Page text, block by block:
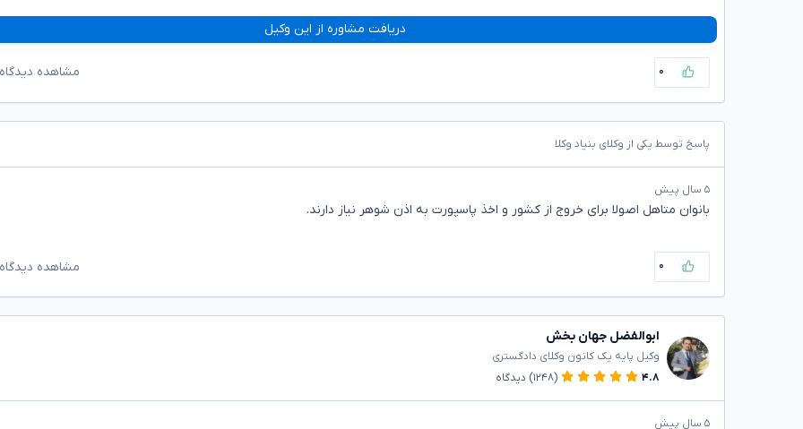
دریافت مشاوره از این وکیل
۰ مشاهده
پاسخ توسط یکی از وکلای بنیاد وکلا
۵ سال پیش
بانوان متاهل اصولا برای خروج از کشور و اخذ پاسپورت به اذن شوهر نیاز دارند.
۰ مشاهده
ابوالفضل جهان بخش
وکیل پایه یک کانون وکلای دادگستری
۴.۸
(۱۲۴۸) دیدگاه
۵ سال پیش